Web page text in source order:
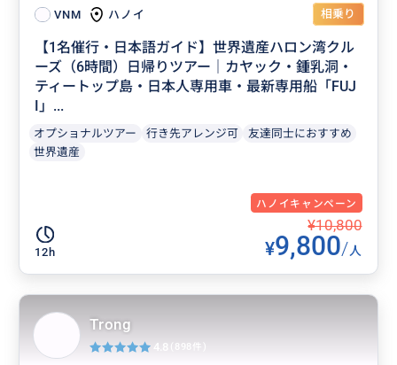
VNM ハノイ 相乗り
【1名催行・日本語ガイド】世界遺産ハロン湾クル
ーズ（6時間）日帰りツアー｜カヤック・鍾乳洞・
ティートップ島・日本人専用車・最新専用船「FUJ
I」...
オプショナルツアー 行き先アレンジ可
友達同士におすすめ
世界遺産
ハノイキャンペーン
12h
¥10,800
¥9,800/人
Trong
4.8 (898件)